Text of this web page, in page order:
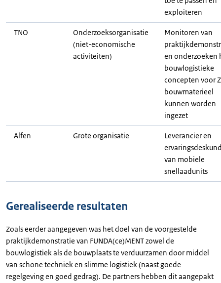
exploiteren
TNO
Onderzoeksorganisatie
(niet-economische
activiteiten)
Monitoren van
en onderzoeken
bouwlogistieke
concepten voor
bouwmaterieel
kunnen worden
ingezet
Alfen Grote organisatie
Leverancier en
van mobiele
snellaadunits
Gerealiseerde resultaten
Zoals eerder aangegeven was het doel van de voorgestelde
praktijkdemonstratie van FUNDA(ce)MENT zowel de
bouwlogistiek als de bouwplaats te verduurzamen door middel
van schone techniek en slimme logistiek (naast goede
regelgeving en goed gedrag). De partners hebben dit aangepakt